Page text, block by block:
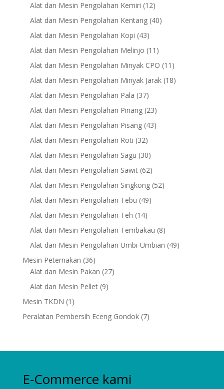
Alat dan Mesin Pengolahan Kemiri 1212
products
Alat dan Mesin Pengolahan Kentang 4040
Alat dan Mesin Pengolahan Kopi 4343
products
Alat dan Mesin Pengolahan Melinjo 11 11
products
Alat dan Mesin Pengolahan Minyak CPO 11 11
products
Alat dan Mesin Pengolahan Minyak Jarak 1818
Alat dan Mesin Pengolahan Pala 3737
products
Alat dan Mesin Pengolahan Pinang 2323
products
Alat dan Mesin Pengolahan Pisang 4343
Alat dan Mesin Pengolahan Roti 3232
products
Alat dan Mesin Pengolahan Sagu 3030
products
Alat dan Mesin Pengolahan Sawit 6262
products
Alat dan Mesin Pengolahan Singkong 5252
Alat dan Mesin Pengolahan Tebu 4949
Alat dan Mesin Pengolahan Teh 1414
products
Alat dan Mesin Pengolahan Tembakau 88
products
Alat dan Mesin Pengolahan Umbi-Umbian 4949
Mesin Peternakan 3636
products
Alat dan Mesin Pakan 2727
Alat dan Mesin Pellet 99
Mesin TKDN 1 1
product
Peralatan Pembersih Eceng Gondok 77
E-Commerce kami